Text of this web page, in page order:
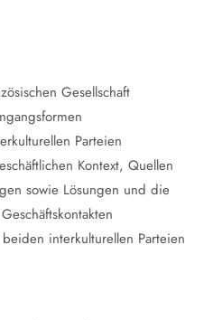
Gesellschaft
Parteien
Kontext, Quellen
sowie Lösungen und die
interkulturellen Parteien